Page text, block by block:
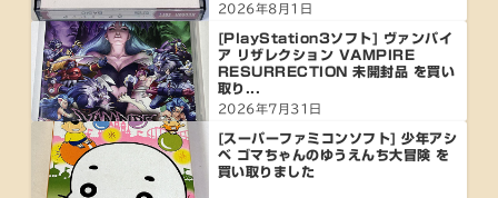
2026年8月1日
[PlayStation3ソフト] ヴァンパイ
ア リザレクション VAMPIRE
RESURRECTION 未開封品 を買い
取り...
2026年7月31日
[スーパーファミコンソフト] 少年アシ
ベ ゴマちゃんのゆうえんち大冒険 を
買い取りました